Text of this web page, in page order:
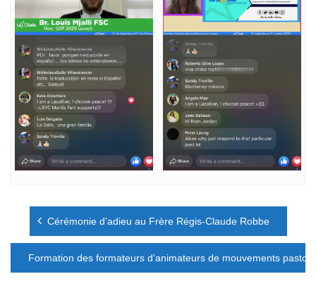
Navigation
l’article
Cérémonie d’adieu au Frère Régis-Claude Robbe
Formation des formateurs d’animateurs de mouvements